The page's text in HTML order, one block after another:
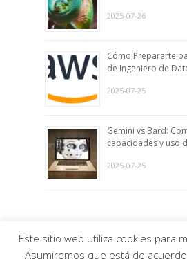
2025-07-26
Cómo Prepararte
de Ingeniero de
2025-07-25
Gemini vs Bard:
capacidades y uso
2025-07-25
© EL MUNDO DE LOS DATOS ·
Este sitio web utiliza cookies para
Asumiremos que está de